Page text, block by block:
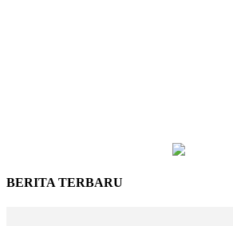
BERITA TERBARU